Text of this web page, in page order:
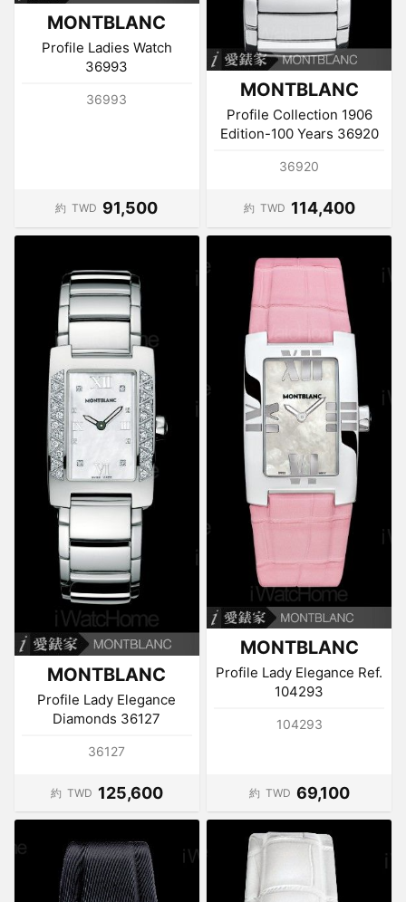
MONTBLANC
Profile Ladies Watch
36993
36993
約 TWD 91,500
MONTBLANC
Profile Collection 1906
Edition-100 Years 36920
36920
約 TWD 114,400
MONTBLANC
Profile Lady Elegance
Diamonds 36127
36127
約 TWD 125,600
MONTBLANC
Profile Lady Elegance Ref.
104293
104293
約 TWD 69,100